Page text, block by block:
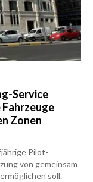
Service
Zonen
Pilot-
von gemeinsam
soll.